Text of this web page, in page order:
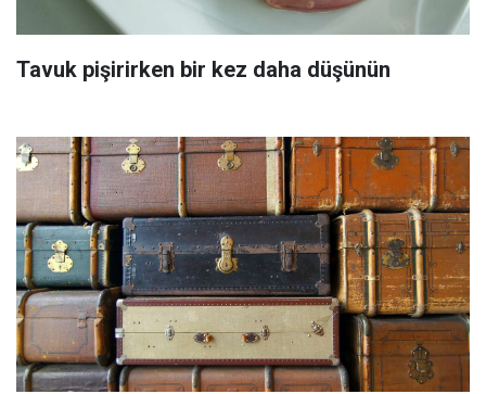
Tavuk pişirirken bir kez daha düşünün